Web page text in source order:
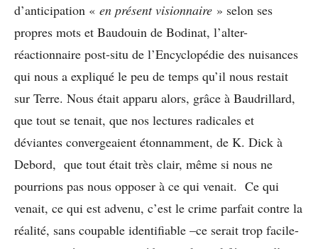
d’anticipation « en présent visionnaire » selon ses
propres mots et Baudouin de Bodinat, l’alter-
réactionnaire post-situ de l’Encyclopédie des nuisances
qui nous a expliqué le peu de temps qu’il nous restait
sur Terre. Nous était apparu alors, grâce à Baudrillard,
que tout se tenait, que nos lectures radicales et
déviantes convergeaient étonnamment, de K. Dick à
Debord, que tout était très clair, même si nous ne
pourrions pas nous opposer à ce qui venait. Ce qui
venait, ce qui est advenu, c’est le crime parfait contre la
réalité, sans coupable identifiable –ce serait trop facile-